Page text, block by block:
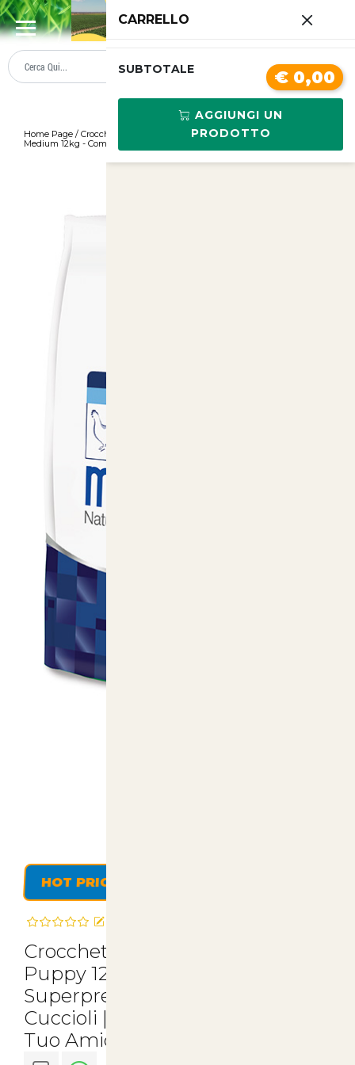
Home Page / Crocchette Monge Natural Superpremium per Cuccioli
Medium 12kg - Comfort e Salut
HOT PRICE
Crocchette Monge Medium
Puppy 12kg - Nutrizione
Superpremium Naturale per
Cuccioli | Comfort e Salute per il
Tuo Amico a Quattro
CARRELLO
SUBTOTALE € 0,00
AGGIUNGI UN
PRODOTTO